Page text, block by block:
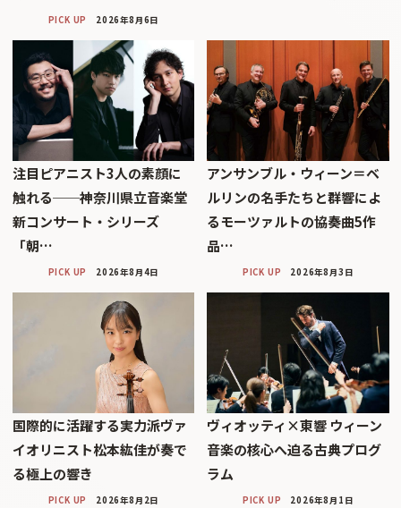
PICK UP 2026年8月6日
注目ピアニスト3人の素顔に
触れる──神奈川県立音楽堂
新コンサート・シリーズ
「朝…
PICK UP 2026年8月4日
アンサンブル・ウィーン＝ベ
ルリンの名手たちと群響によ
るモーツァルトの協奏曲5作
品…
PICK UP 2026年8月3日
国際的に活躍する実力派ヴァ
イオリニスト松本紘佳が奏で
る極上の響き
PICK UP 2026年8月2日
ヴィオッティ×東響 ウィーン
音楽の核心へ迫る古典プログ
ラム
PICK UP 2026年8月1日